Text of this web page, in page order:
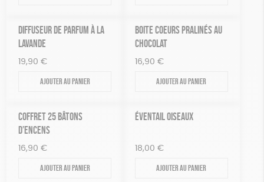
DIFFUSEUR DE PARFUM À LA
LAVANDE
19,90 €
Ajouter au panier
BOITE COEURS PRALINÉS AU
CHOCOLAT
16,90 €
Ajouter au panier
COFFRET 25 BÂTONS
D’ENCENS
16,90 €
Ajouter au panier
ÉVENTAIL OISEAUX
18,00 €
Ajouter au panier